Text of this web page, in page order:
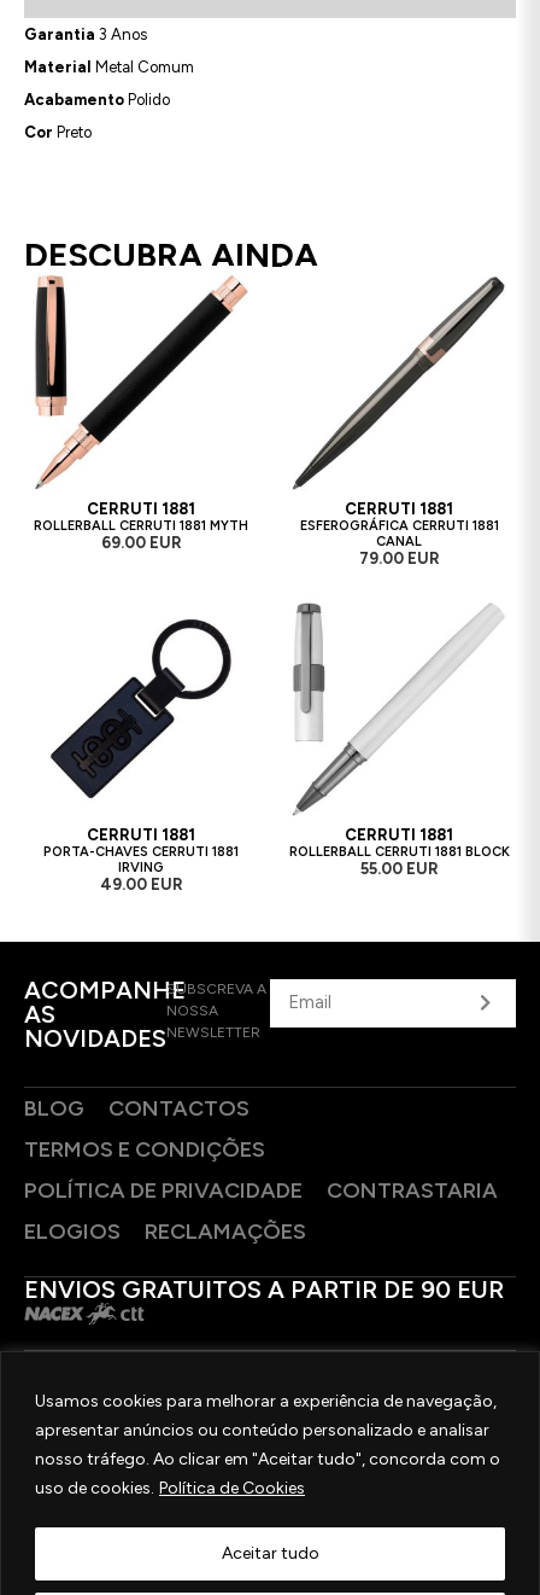
Usamos cookies para melhorar a experiência de navegação,
apresentar anúncios ou conteúdo personalizado e analisar
nosso tráfego. Ao clicar em "Aceitar tudo", concorda com o
uso de cookies. Política de Cookies
Aceitar tudo
Garantia 3 Anos
Material Metal Comum
Acabamento Polido
Cor Preto
DESCUBRA AINDA
CERRUTI 1881
ROLLERBALL CERRUTI 1881 MYTH
69.00 EUR
CERRUTI 1881
ESFEROGRÁFICA CERRUTI 1881
CANAL
79.00 EUR
CERRUTI 1881
PORTA-CHAVES CERRUTI 1881
IRVING
49.00 EUR
CERRUTI 1881
ROLLERBALL CERRUTI 1881 BLOCK
55.00 EUR
ACOMPANHE
AS
NOVIDADES
SUBSCREVA A
NOSSA
NEWSLETTER
BLOG
CONTACTOS
TERMOS E CONDIÇÕES
POLÍTICA DE PRIVACIDADE
CONTRASTARIA
ELOGIOS
RECLAMAÇÕES
ENVIOS GRATUITOS A PARTIR DE 90 EUR
SIGA-NOS
2025 © OURIVESARIA FRADIZELA